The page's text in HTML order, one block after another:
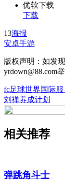
优软下载
下载
13海报
安卓手游
版权声明：如发
yrdown@88.com
fc足球世界国际服
刘禅养成计划
相关推荐
弹跳角斗士